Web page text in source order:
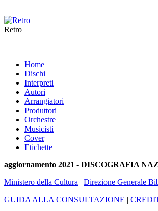
Retro
Home
Dischi
Interpreti
Autori
Arrangiatori
Produttori
Orchestre
Musicisti
Cover
Etichette
aggiornamento 2021 - DISCOGRAFIA
Ministero della Cultura | Direzione Generale
GUIDA ALLA CONSULTAZIONE |